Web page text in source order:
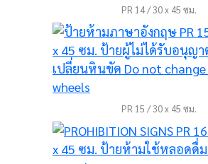
PR 14 / 30 x 45 ซม.
PR 15 / 30 x 45 ซม.